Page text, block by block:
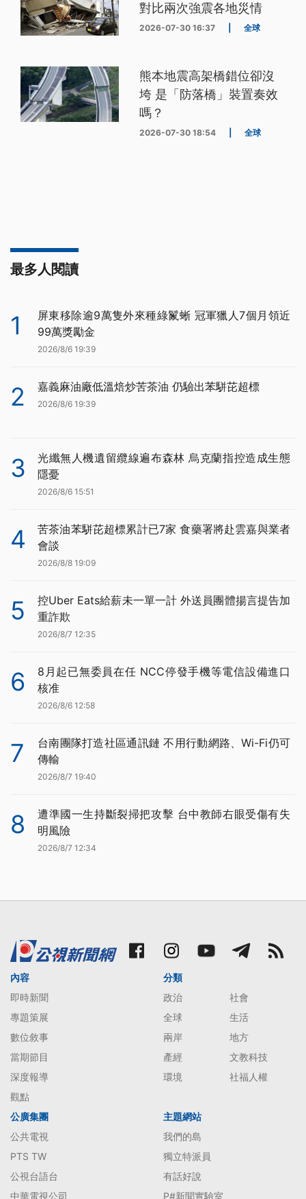
對比兩次強震各地災情
2026-07-30 16:37 全球
熊本地震高架橋錯位卻沒
垮 是「防落橋」裝置奏效
嗎？
2026-07-30 18:54 全球
最多人閱讀
1
屏東移除逾9萬隻外來種綠鬣蜥 冠軍獵人7個月領近
99萬獎勵金
2026/8/6 19:39
2 嘉義麻油廠低溫焙炒苦茶油 仍驗出苯駢芘超標
2026/8/6 19:39
3
光纖無人機遺留纜線遍布森林 烏克蘭指控造成生態
隱憂
2026/8/6 15:51
4
苦茶油苯駢芘超標累計已7家 食藥署將赴雲嘉與業者
會談
2026/8/8 19:09
5
控Uber Eats給薪未一單一計 外送員團體揚言提告加
重詐欺
2026/8/7 12:35
6
8月起已無委員在任 NCC停發手機等電信設備進口
核准
2026/8/6 12:58
7
台南團隊打造社區通訊鏈 不用行動網路、Wi-Fi仍可
傳輸
2026/8/7 19:40
8
遭準國一生持斷裂掃把攻擊 台中教師右眼受傷有失
明風險
2026/8/7 12:34
內容
即時新聞
專題策展
數位敘事
當期節目
深度報導
觀點
分類
政治
社會
全球
生活
兩岸
地方
產經
文教科技
環境
社福人權
公廣集團
公共電視
PTS TW
公視台語台
中華電視公司
主題網站
我們的島
獨立特派員
有話好說
P#新聞實驗室